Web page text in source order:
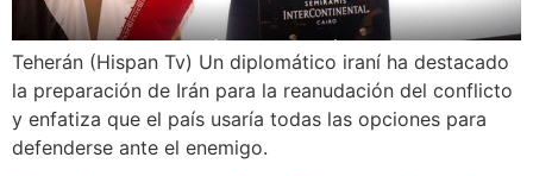
Teherán (Hispan Tv) Un diplomático iraní ha destacado
la preparación de Irán para la reanudación del conflicto
y enfatiza que el país usaría todas las opciones para
defenderse ante el enemigo.